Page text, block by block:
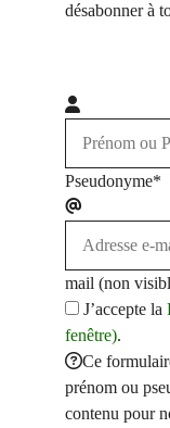
désabonner à
Pseudonyme*
mail (non
J’accepte la
fenêtre).
Ce
prénom ou
contenu pour